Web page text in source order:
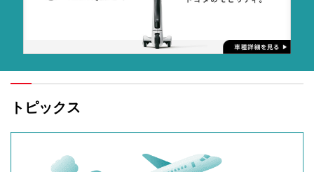
トピックス